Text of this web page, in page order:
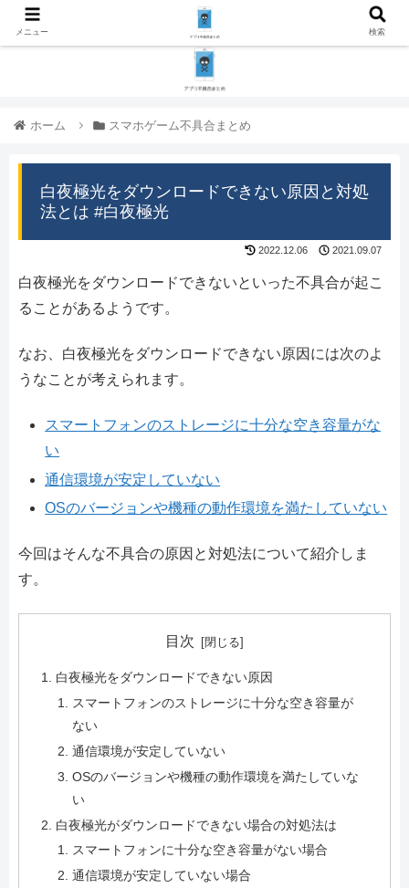
ホーム スマホゲーム不具合まとめ
白夜極光をダウンロードできない原因と対処
法とは #白夜極光
2022.12.06 2021.09.07
白夜極光をダウンロードできないといった不具合が起こ
ることがあるようです。
なお、白夜極光をダウンロードできない原因には次のよ
うなことが考えられます。
スマートフォンのストレージに十分な空き容量がな
い
通信環境が安定していない
OSのバージョンや機種の動作環境を満たしていない
今回はそんな不具合の原因と対処法について紹介しま
す。
目次
白夜極光をダウンロードできない原因
スマートフォンのストレージに十分な空き容量が
ない
通信環境が安定していない
OSのバージョンや機種の動作環境を満たしていな
い
白夜極光がダウンロードできない場合の対処法は
スマートフォンに十分な空き容量がない場合
通信環境が安定していない場合
メニュー 検索